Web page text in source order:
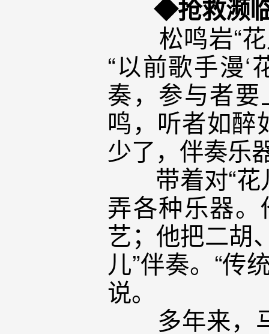
◆抢救濒
松鸣岩“花
“以前歌手漫
奏，参与者
鸣，听者如醉
少了，伴奏乐
带着对“花
弄各种乐器
艺；他把二胡
儿”伴奏。“传
说。
多年来，马